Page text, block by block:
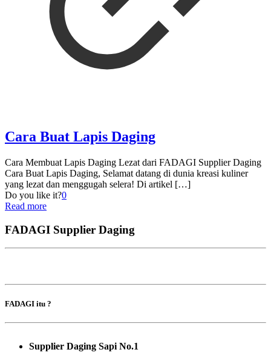
Cara Buat Lapis Daging
Cara Membuat Lapis Daging Lezat dari FADAGI Supplier Daging
Cara Buat Lapis Daging, Selamat datang di dunia kreasi kuliner
yang lezat dan menggugah selera! Di artikel […]
Do you like it?0
Read more
FADAGI Supplier Daging
FADAGI itu ?
Supplier Daging Sapi No.1